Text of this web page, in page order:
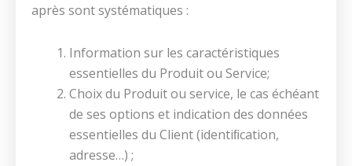
après sont systématiques :
Information sur les caractéristiques
essentielles du Produit ou Service;
Choix du Produit ou service, le cas échéant
de ses options et indication des données
essentielles du Client (identiﬁcation,
adresse…) ;